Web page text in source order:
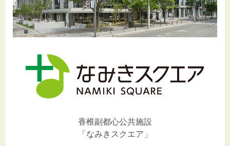
香椎副都心公共施設
「なみきスクエア」